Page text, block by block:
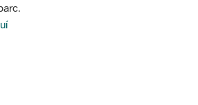
de les valoracions és de 0 estrelles de